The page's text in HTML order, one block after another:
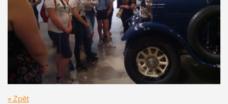
« Zpět